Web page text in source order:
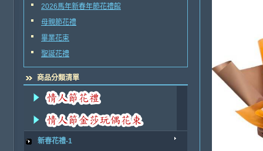
2026馬年新春年節花禮館
母親節花禮
畢業花束
聖誕花禮
商品分類清單
新春花禮-1